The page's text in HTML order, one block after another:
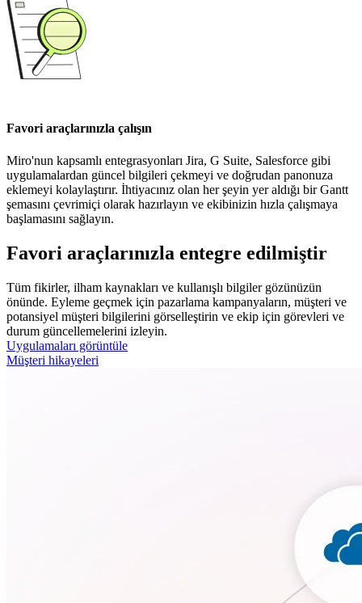
Favori araçlarınızla çalışın
Miro'nun kapsamlı entegrasyonları Jira, G Suite, Salesforce gibi
uygulamalardan güncel bilgileri çekmeyi ve doğrudan panonuza
eklemeyi kolaylaştırır. İhtiyacınız olan her şeyin yer aldığı bir Gantt
şemasını çevrimiçi olarak hazırlayın ve ekibinizin hızla çalışmaya
başlamasını sağlayın.
Favori araçlarınızla entegre edilmiştir
Tüm fikirler, ilham kaynakları ve kullanışlı bilgiler gözünüzün
önünde. Eyleme geçmek için pazarlama kampanyaların, müşteri ve
potansiyel müşteri bilgilerini görselleştirin ve ekip için görevleri ve
durum güncellemelerini izleyin.
Uygulamaları görüntüle
Müşteri hikayeleri